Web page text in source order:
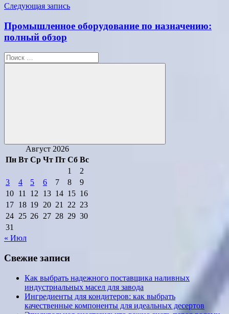
Следующая запись
Промышленное оборудование по назначению:
полный обзор
Поиск
для:
Поиск
Август 2026
Пн Вт Ср Чт Пт Сб Вс
1
2
3
4 5 6 7 8
9
10 11 12 13 14 15 16
17 18 19 20 21 22 23
24 25 26 27 28 29 30
31
« Июл
Свежие записи
Как выбрать надежного поставщика наливных
индустриальных масел для завода
Ингредиенты для кондитеров: как выбрать
качественные компоненты для идеальных десертов